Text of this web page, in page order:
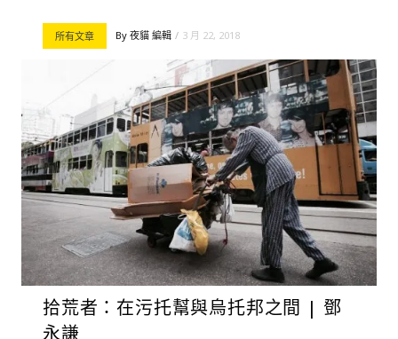
所有文章 By 夜貓 編輯 3 月 22, 2018
拾荒者：在污托幫與烏托邦之間 | 鄧
永謙